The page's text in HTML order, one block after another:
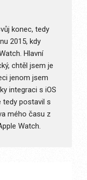
konec, tedy
2015, kdy
Hlavní
chtěl jsem je
jenom jsem
integraci s iOS
tedy postavil s
mého času z
Watch.